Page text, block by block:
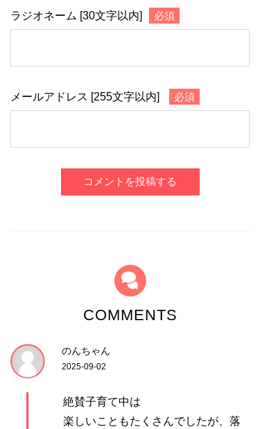
ラジオネーム [30文字以内] 必須
メールアドレス [255文字以内] 必須
コメントを投稿する
COMMENTS
のんちゃん
2025-09-02
絶賛子育て中は
楽しいこともたくさんでしたが、落